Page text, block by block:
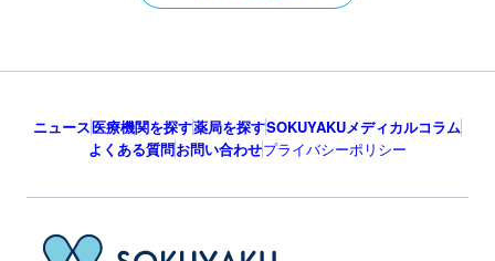
ニュース医療機関を探す薬局を探すSOKUYAKUメディカルコラム
よくある質問お問い合わせプライバシーポリシー